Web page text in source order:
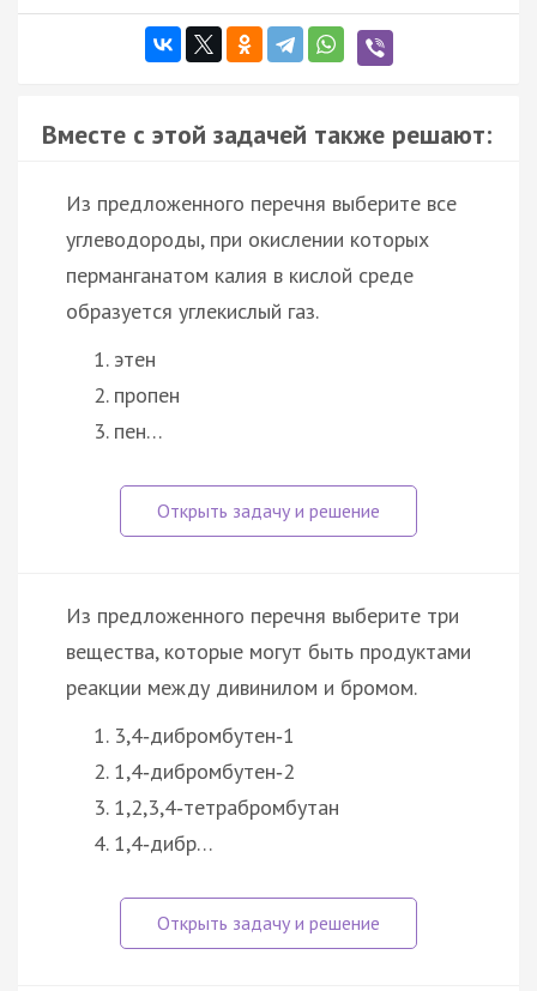
Вместе с этой задачей также решают:
Из предложенного перечня выберите все
углеводороды, при окислении которых
перманганатом калия в кислой среде
образуется углекислый газ.
этен
пропен
пен…
Из предложенного перечня выберите три
вещества, которые могут быть продуктами
реакции между дивинилом и бромом.
3,4‑дибромбутен‑1
1,4‑дибромбутен‑2
1,2,3,4‑тетрабромбутан
1,4‑дибр…